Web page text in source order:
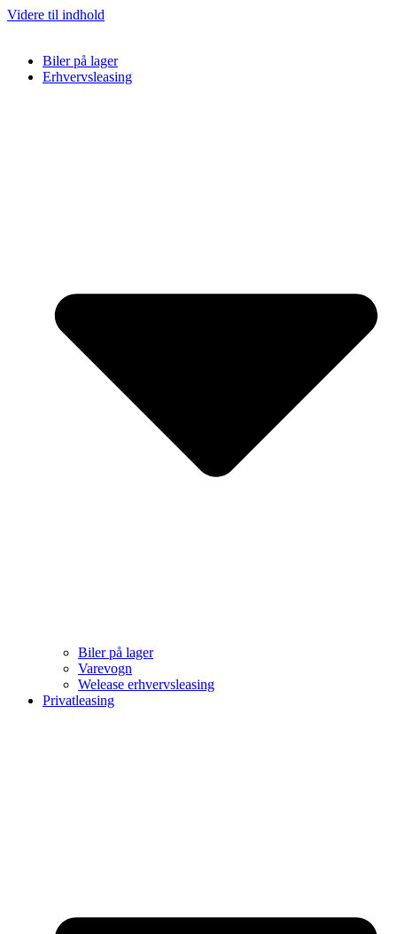
Videre til indhold
Biler på lager
Erhvervsleasing
Biler på lager
Varevogn
Welease erhvervsleasing
Privatleasing